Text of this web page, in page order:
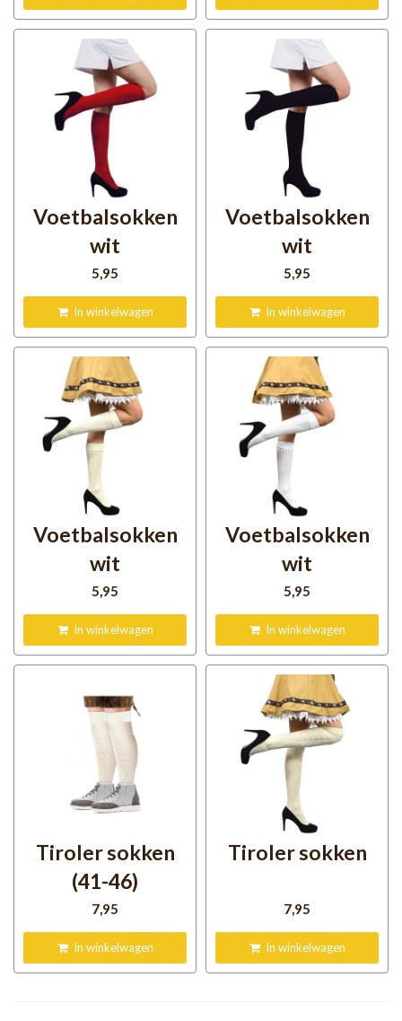
Voetbalsokken
wit
5,95
In winkelwagen
Voetbalsokken
wit
5,95
In winkelwagen
Voetbalsokken
wit
5,95
In winkelwagen
Voetbalsokken
wit
5,95
In winkelwagen
Tiroler sokken
(41-46)
7,95
In winkelwagen
Tiroler sokken
7,95
In winkelwagen